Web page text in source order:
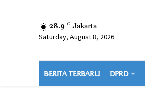
28.9 C Jakarta
Saturday, August 8, 2026
BERITA TERBARU DPRD